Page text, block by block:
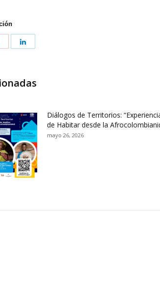
Diálogos de Territorios:
de Habitar desde la
mayo 26, 2026